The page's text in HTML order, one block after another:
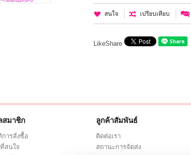
สนใจ เปรียบเทียบ
LikeShare
สมาชิก
การสั่งซื้อ
สนใจ
ลูกค้าสัมพันธ์
ติดต่อเรา
สถานะการจัดส่ง